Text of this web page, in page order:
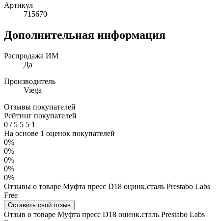
Артикул
715670
Дополнительная информация
Распродажа ИМ
Да
Производитель
Viega
Отзывы покупателей
Рейтинг покупателей
0 /5 5 5 1
На основе 1 оценок покупателей
0%
0%
0%
0%
0%
Отзывы о товаре Муфта пресс D18 оцинк.сталь Prestabo Labs
Free
Оставить свой отзыв
Отзыв о товаре Муфта пресс D18 оцинк.сталь Prestabo Labs